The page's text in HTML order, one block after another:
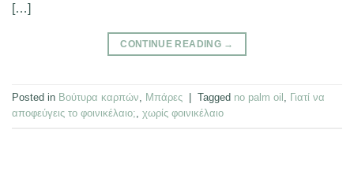
[…]
CONTINUE READING →
Posted in Βούτυρα καρπών, Μπάρες Tagged no palm oil , Γιατί να
αποφεύγεις το φοινικέλαιο;, χωρίς φοινικέλαιο